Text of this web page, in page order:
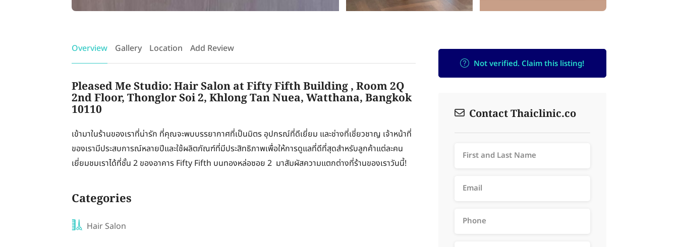
Overview Gallery Location Add Review
Pleased Me Studio: Hair Salon at Fifty Fifth Building , Room 2Q
2nd Floor, Thonglor Soi 2, Khlong Tan Nuea, Watthana, Bangkok
10110
เข้ามาในร้านของเราที่น่ารัก ที่คุณจะพบบรรยากาศที่เป็นมิตร อุปกรณ์ที่ดีเยี่ยม และช่างที่เชี่ยวชาญ เจ้าหน้าที่
ของเรามีประสบการณ์หลายปีและใช้ผลิตภัณฑ์ที่มีประสิทธิภาพเพื่อให้การดูแลที่ดีที่สุดสำหรับลูกค้าแต่ละคน
เยี่ยมชมเราได้ที่ชั้น 2 ของอาคาร Fifty Fifth บนทองหล่อซอย 2 มาสัมผัสความแตกต่างที่ร้านของเราวันนี้!
Categories
Hair Salon
Not verified. Claim this listing!
Contact Thaiclinic.co